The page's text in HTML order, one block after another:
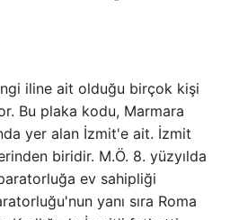
iline ait olduğu birçok kişi
Bu plaka kodu, Marmara
yer alan İzmit'e ait. İzmit
biridir. M.Ö. 8. yüzyılda
ev sahipliği
yanı sıra Roma